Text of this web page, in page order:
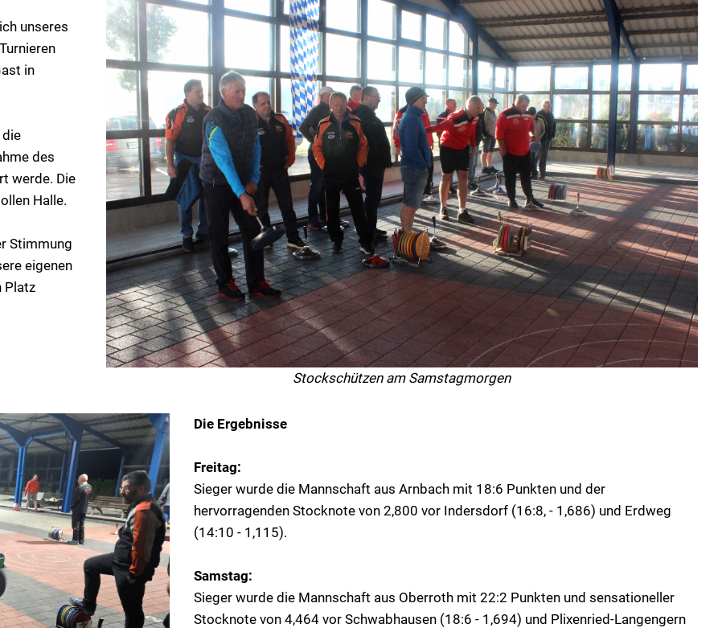
unseres
in
die
des
werde. Die
Halle.
Stimmung
eigenen
Platz
Stockschützen am Samstagmorgen
Die Ergebnisse
Freitag:
Sieger wurde die Mannschaft aus Arnbach mit 18:6 Punkten und der
hervorragenden Stocknote von 2,800 vor Indersdorf (16:8, - 1,686) und Erdweg
(14:10 - 1,115).
Samstag:
Sieger wurde die Mannschaft aus Oberroth mit 22:2 Punkten und sensationeller
Stocknote von 4,464 vor Schwabhausen (18:6 - 1,694) und Plixenried-Langengern